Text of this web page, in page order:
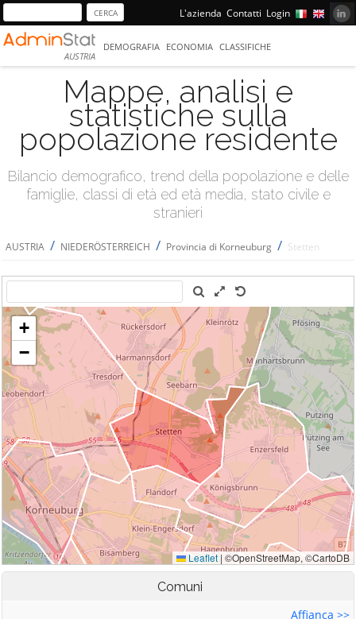
L'azienda Contatti Login
AUSTRIA
DEMOGRAFIA ECONOMIA CLASSIFICHE
Mappe, analisi e
statistiche sulla
popolazione residente
Bilancio demografico, trend della popolazione e delle
famiglie, classi di età ed età media, stato civile e
stranieri
AUSTRIA / NIEDERÖSTERREICH / Provincia di Korneuburg / Stetten
Comuni
Affianca >>